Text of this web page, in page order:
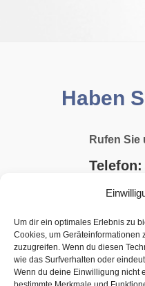
Um dir ein optimales Erlebnis zu
Cookies, um Geräteinformationen
zuzugreifen. Wenn du diesen
wie das Surfverhalten oder
Wenn du deine Einwilligung nicht
Haben
Rufen Sie
Telefon: